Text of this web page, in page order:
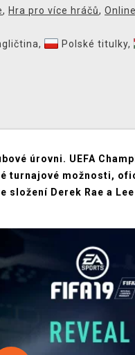
, Hra pro více hráčů,
, Polské titulky,
úrovni. UEFA
turnajové možnosti,
složení Derek Rae a